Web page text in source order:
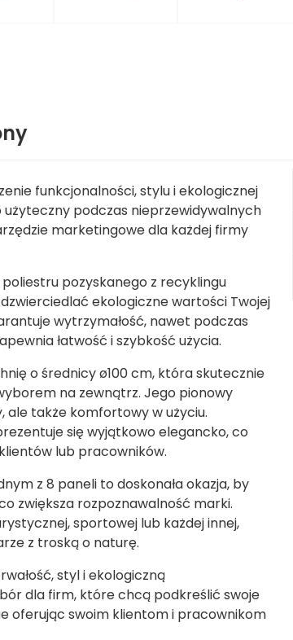
funkcjonalności, stylu i ekologicznej
użyteczny podczas nieprzewidywalnych
marketingowe dla każdej firmy
pozyskanego z recyklingu
ekologiczne wartości Twojej
wytrzymałość, nawet podczas
łatwość i szybkość użycia.
o średnicy ø100 cm, która skutecznie
na zewnątrz. Jego pionowy
ale także komfortowy w użyciu.
się wyjątkowo elegancko, co
lub pracowników.
z 8 paneli to doskonała okazja, by
zwiększa rozpoznawalność marki.
sportowej lub każdej innej,
z troską o naturę.
styl i ekologiczną
dla firm, które chcą podkreślić swoje
oferując swoim klientom i pracownikom